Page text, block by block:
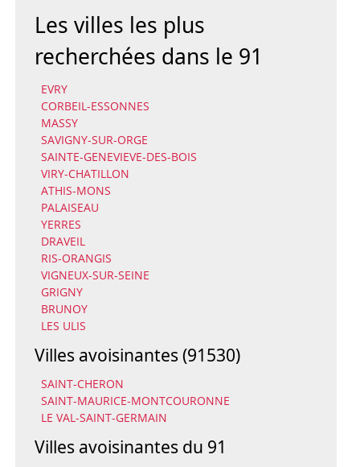
Les villes les plus
recherchées dans le 91
EVRY
CORBEIL-ESSONNES
MASSY
SAVIGNY-SUR-ORGE
SAINTE-GENEVIEVE-DES-BOIS
VIRY-CHATILLON
ATHIS-MONS
PALAISEAU
YERRES
DRAVEIL
RIS-ORANGIS
VIGNEUX-SUR-SEINE
GRIGNY
BRUNOY
LES ULIS
Villes avoisinantes (91530)
SAINT-CHERON
SAINT-MAURICE-MONTCOURONNE
LE VAL-SAINT-GERMAIN
Villes avoisinantes du 91